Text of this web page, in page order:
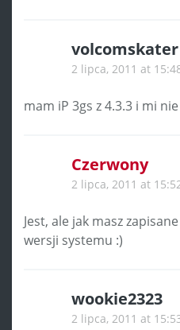
volcomskater
2 lipca, 2011 at
mam iP 3gs z 4.3.3 i mi nie
Czerwony
2 lipca, 2011 at
Jest, ale jak masz
wersji systemu :)
wookie2323
2 lipca, 2011 at